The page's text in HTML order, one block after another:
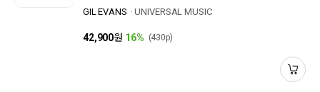
GIL EVANS UNIVERSAL MUSIC
42,900원 16% (430p)